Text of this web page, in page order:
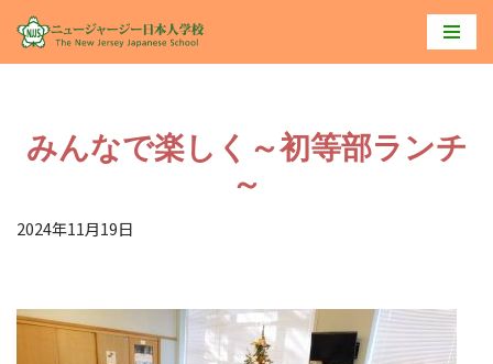
コ
ン
ス
プ
みんなで楽しく～初等部ランチ
～
2024年11月19日